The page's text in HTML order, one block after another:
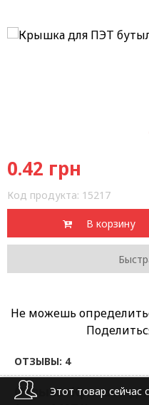
0.42 грн
Код продукта: 15217
В корзину
Не можешь
ОТЗЫВЫ: 4
Отзывы Крышка
Этот товар сейчас